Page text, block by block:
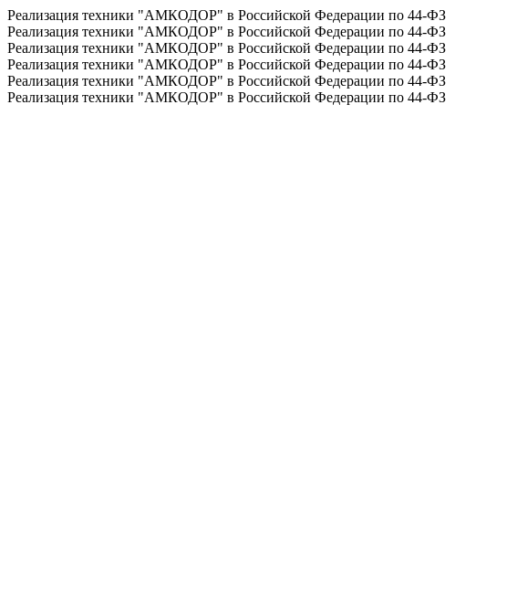
Реализация техники "АМКОДОР" в Российской Федерации по 44-ФЗ
Реализация техники "АМКОДОР" в Российской Федерации по 44-ФЗ
Реализация техники "АМКОДОР" в Российской Федерации по 44-ФЗ
Реализация техники "АМКОДОР" в Российской Федерации по 44-ФЗ
Реализация техники "АМКОДОР" в Российской Федерации по 44-ФЗ
Реализация техники "АМКОДОР" в Российской Федерации по 44-ФЗ